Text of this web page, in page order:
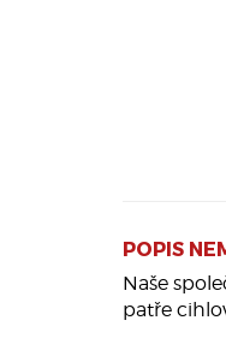
POPIS
Naše
patře